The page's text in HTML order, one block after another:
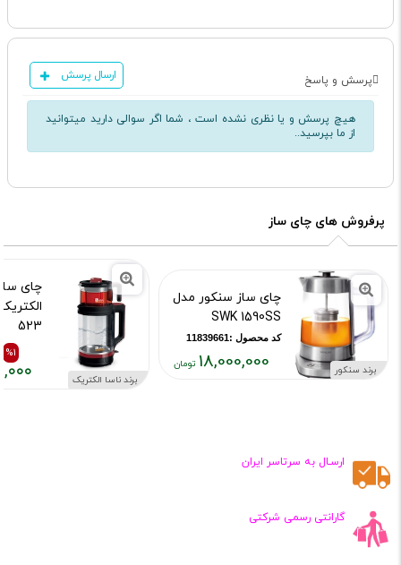
پرسش و پاسخ ارسال پرسش
هیچ پرسش و یا نظری نشده است ، شما اگر سوالی دارید میتوانید
از ما بپرسید..
پرفروش های چای ساز
برند سنکور
چای ساز سنکور مدل
SWK 1590SS
کد محصول :11839661
18,000,000
برند ناسا الکتریک
چای
523
کد محصول%1
ارسـال به سرتاسر ایران
گارانتی رسمی شرکتی